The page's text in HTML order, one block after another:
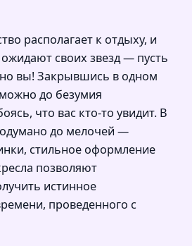
располагает к отдыху, и
своих звезд — пусть
вы! Закрывшись в одном
до безумия
что вас кто-то увидит. В
до мелочей —
стильное оформление
позволяют
истинное
проведенного с